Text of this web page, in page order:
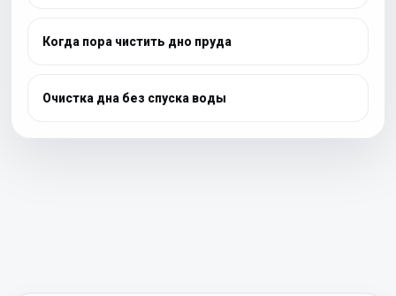
Когда пора чистить дно пруда
Очистка дна без спуска воды